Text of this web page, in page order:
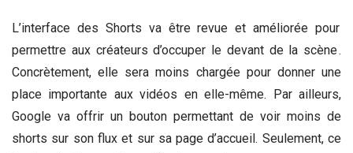
L’interface des Shorts va être revue et améliorée pour
permettre aux créateurs d’occuper le devant de la scène .
Concrètement, elle sera moins chargée pour donner une
place importante aux vidéos en elle-même. Par ailleurs,
Google va offrir un bouton permettant de voir moins de
shorts sur son flux et sur sa page d’accueil. Seulement, ce